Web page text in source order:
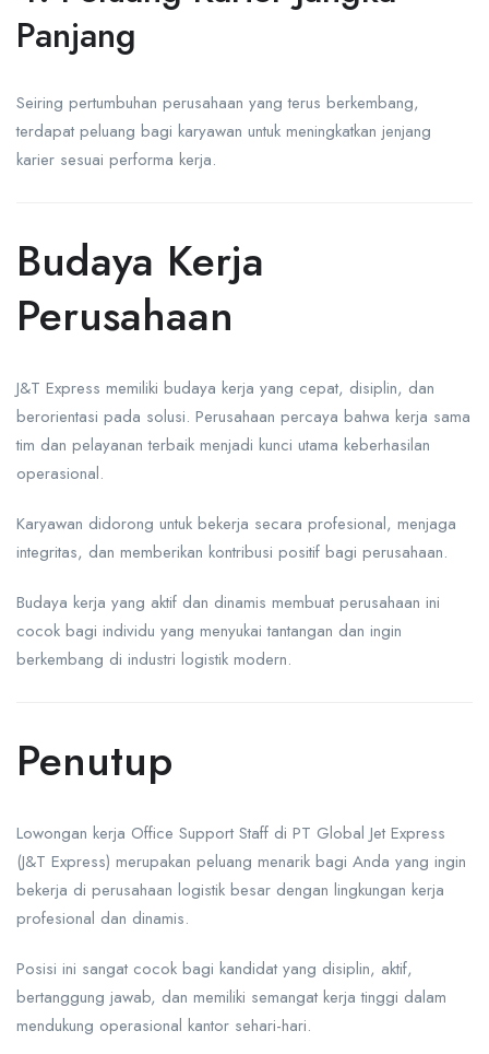
Panjang
Seiring pertumbuhan perusahaan yang terus berkembang,
terdapat peluang bagi karyawan untuk meningkatkan jenjang
karier sesuai performa kerja.
Budaya Kerja
Perusahaan
J&T Express memiliki budaya kerja yang cepat, disiplin, dan
berorientasi pada solusi. Perusahaan percaya bahwa kerja sama
tim dan pelayanan terbaik menjadi kunci utama keberhasilan
operasional.
Karyawan didorong untuk bekerja secara profesional, menjaga
integritas, dan memberikan kontribusi positif bagi perusahaan.
Budaya kerja yang aktif dan dinamis membuat perusahaan ini
cocok bagi individu yang menyukai tantangan dan ingin
berkembang di industri logistik modern.
Penutup
Lowongan kerja Office Support Staff di PT Global Jet Express
(J&T Express) merupakan peluang menarik bagi Anda yang ingin
bekerja di perusahaan logistik besar dengan lingkungan kerja
profesional dan dinamis.
Posisi ini sangat cocok bagi kandidat yang disiplin, aktif,
bertanggung jawab, dan memiliki semangat kerja tinggi dalam
mendukung operasional kantor sehari-hari.